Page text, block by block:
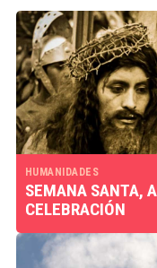
HUMANIDADES
SEMANA SANTA,
CELEBRACIÓN